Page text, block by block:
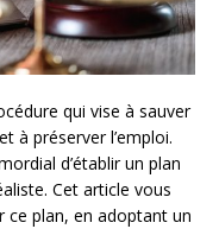
qui vise à sauver
à préserver l’emploi.
d’établir un plan
Cet article vous
ce plan, en adoptant un